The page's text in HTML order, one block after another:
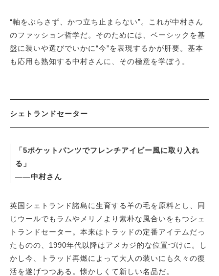
“軸をぶらさず、かつ立ち止まらない”。これが中村さん
のファッション哲学だ。そのためには、ベーシックを基
盤に装いや選びでいかに“今”を表現するかが肝要。基本
も応用も熟知する中村さんに、その極意を学ぼう。
シェトランドセーター
「5ポケットパンツでフレンチアイビー風に取り入れ
る」
――中村さん
英国シェトランド諸島に生育する羊の毛を原料とし、同
じウールでもラムやメリノより素朴な風合いをもつシェ
トランドセーター。本来はトラッドの定番アイテムだっ
たものの、1990年代以降はアメカジ的な位置づけに。し
かし今、トラッド再燃によって大人の装いにも久々の復
活を遂げつつある。懐かしくて新しい名品だ。